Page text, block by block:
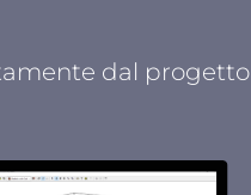
dal progetto